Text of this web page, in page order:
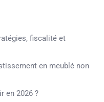
fiscalité et
en meublé non
en 2026 ?